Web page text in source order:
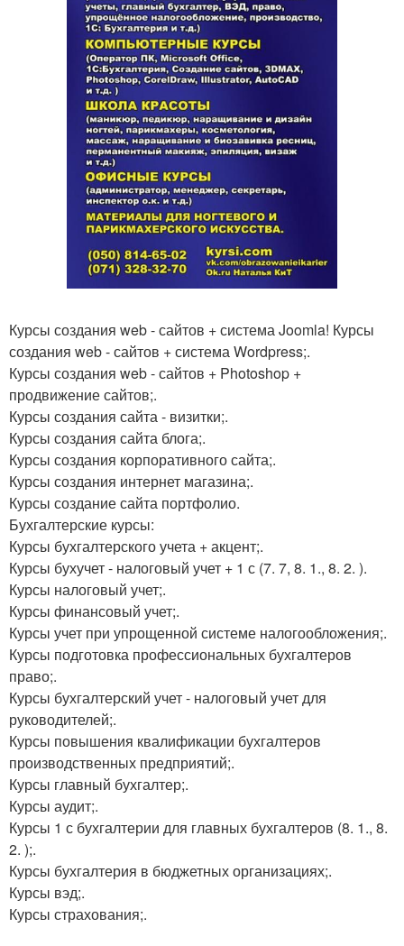
Курсы создания web - сайтов + система Joomla! Курсы
создания web - сайтов + система Wordpress;.
Курсы создания web - сайтов + Photoshop +
продвижение сайтов;.
Курсы создания сайта - визитки;.
Курсы создания сайта блога;.
Курсы создания корпоративного сайта;.
Курсы создания интернет магазина;.
Курсы создание сайта портфолио.
Бухгалтерские курсы:
Курсы бухгалтерского учета + акцент;.
Курсы бухучет - налоговый учет + 1 с (7. 7, 8. 1., 8. 2. ).
Курсы налоговый учет;.
Курсы финансовый учет;.
Курсы учет при упрощенной системе налогообложения;.
Курсы подготовка профессиональных бухгалтеров
право;.
Курсы бухгалтерский учет - налоговый учет для
руководителей;.
Курсы повышения квалификации бухгалтеров
производственных предприятий;.
Курсы главный бухгалтер;.
Курсы аудит;.
Курсы 1 с бухгалтерии для главных бухгалтеров (8. 1., 8.
2. );.
Курсы бухгалтерия в бюджетных организациях;.
Курсы вэд;.
Курсы страхования;.